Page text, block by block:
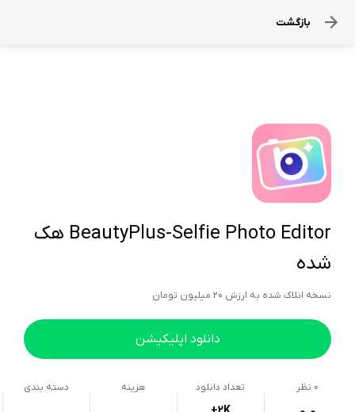
بازگشت
BeautyPlus-Selfie Photo Editor هک
شده
نسخه انلاک شده به ارزش ۲۰ میلیون تومان
دانلود اپلیکیشن
0 نظر تعداد دانلود هزینه دسته بندی